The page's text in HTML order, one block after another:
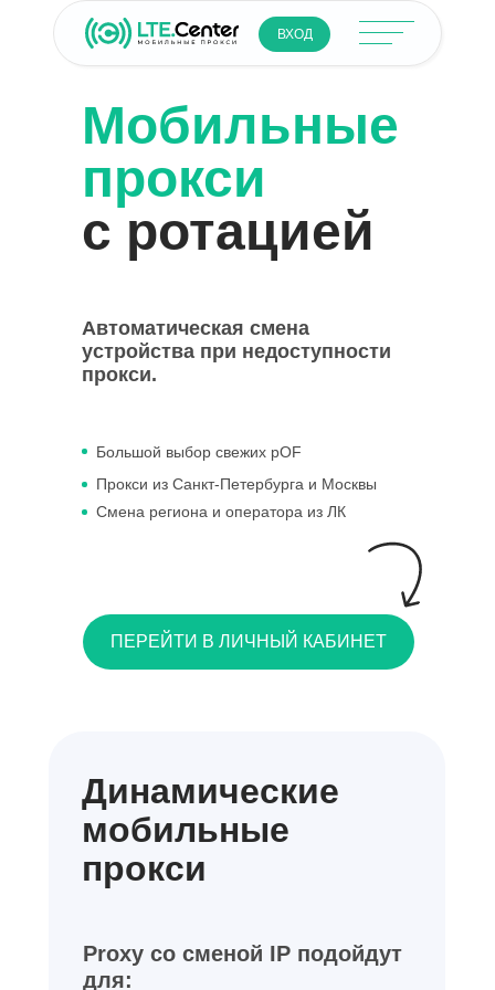
ВХОД
Мобильные
прокси
с ротацией
Автоматическая смена
устройства при недоступности
прокси.
Большой выбор свежих pOF
Прокси из Санкт-Петербурга и Москвы
Смена региона и оператора из ЛК
ПЕРЕЙТИ В ЛИЧНЫЙ КАБИНЕТ
Динамические
мобильные
прокси
Proxy со сменой IP подойдут
для: